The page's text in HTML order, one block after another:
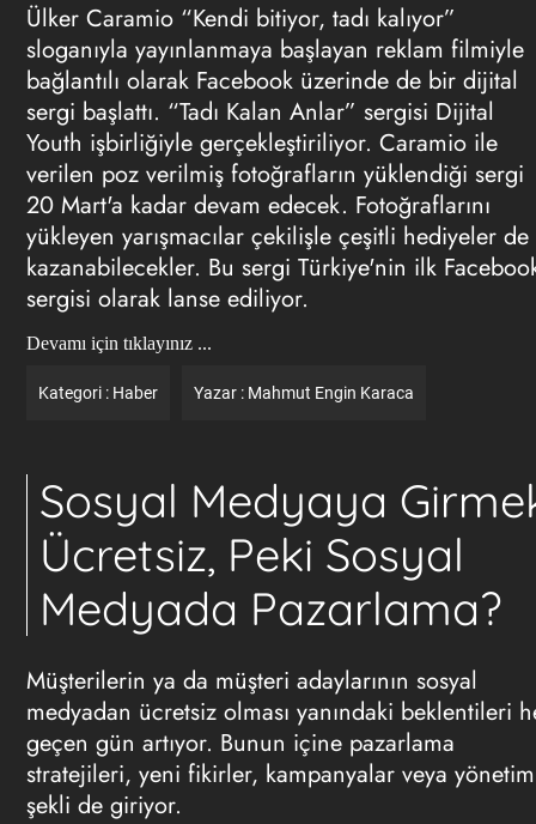
Ülker Caramio “Kendi bitiyor, tadı kalıyor”
sloganıyla yayınlanmaya başlayan reklam filmiyle
bağlantılı olarak Facebook üzerinde de bir dijital
sergi başlattı. “Tadı Kalan Anlar” sergisi Dijital
Youth işbirliğiyle gerçekleştiriliyor. Caramio ile
verilen poz verilmiş fotoğrafların yüklendiği sergi
20 Mart'a kadar devam edecek. Fotoğraflarını
yükleyen yarışmacılar çekilişle çeşitli hediyeler de
kazanabilecekler. Bu sergi Türkiye'nin ilk
sergisi olarak lanse ediliyor.
Devamı için tıklayınız ...
Kategori : Haber Yazar : Mahmut Engin Karaca
Sosyal Medyaya
Ücretsiz, Peki Sosyal
Medyada Pazarlama?
Müşterilerin ya da müşteri adaylarının sosyal
medyadan ücretsiz olması yanındaki beklentileri
geçen gün artıyor. Bunun içine pazarlama
stratejileri, yeni fikirler, kampanyalar veya yönetim
şekli de giriyor.